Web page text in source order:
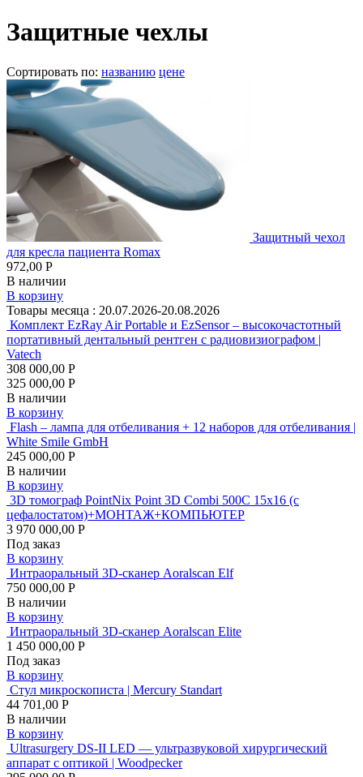
Защитные чехлы
Сортировать по: названию цене
Защитный чехол
для кресла пациента Romax
972,00 Р
В наличии
В корзину
Товары месяца : 20.07.2026-20.08.2026
Комплект EzRay Air Portable и EzSensor – высокочастотный
портативный дентальный рентген с радиовизиографом |
Vatech
308 000,00 Р
325 000,00 Р
В наличии
В корзину
Flash – лампа для отбеливания + 12 наборов для отбеливания |
White Smile GmbH
245 000,00 Р
В наличии
В корзину
3D томограф PointNix Point 3D Combi 500C 15х16 (с
цефалостатом)+МОНТАЖ+КОМПЬЮТЕР
3 970 000,00 Р
Под заказ
В корзину
Интраоральный 3D-сканер Aoralscan Elf
750 000,00 Р
В наличии
В корзину
Интраоральный 3D-сканер Aoralscan Elite
1 450 000,00 Р
Под заказ
В корзину
Стул микроскописта | Mercury Standart
44 701,00 Р
В наличии
В корзину
Ultrasurgery DS-II LED — ультразвуковой хирургический
аппарат с оптикой | Woodpecker